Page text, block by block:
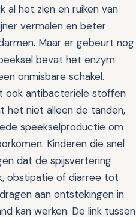
al het zien en ruiken van
vermalen en beter
Maar er gebeurt nog
bevat het enzym
onmisbare schakel.
ook antibacteriële stoffen
het niet alleen de tanden,
speekselproductie om
Kinderen die snel
dat de spijsvertering
obstipatie of diarree tot
aan ontstekingen in
kan werken. De link tussen